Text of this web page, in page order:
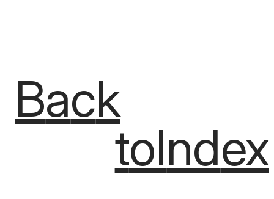
Back
Back
to
toIndex
Index